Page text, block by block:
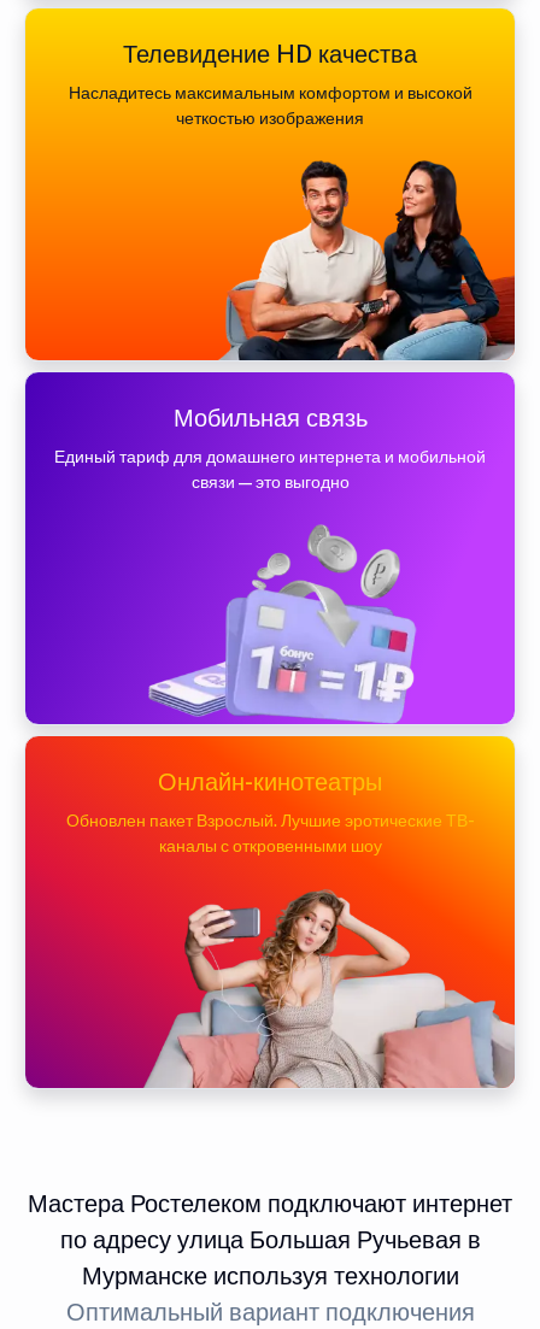
Телевидение HD качества
Насладитесь максимальным комфортом и высокой
четкостью изображения
Мобильная связь
Единый тариф для домашнего интернета и мобильной
связи — это выгодно
Онлайн-кинотеатры
Обновлен пакет Взрослый. Лучшие эротические ТВ-
каналы с откровенными шоу
Мастера Ростелеком подключают интернет
по адресу улица Большая Ручьевая в
Мурманске используя технологии
Оптимальный вариант подключения